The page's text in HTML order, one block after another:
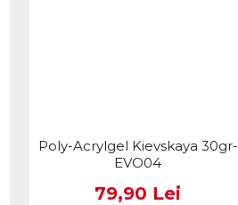
Poly-Acrylgel Kievskaya 30gr-
EVO04
79,90 Lei